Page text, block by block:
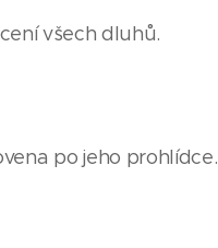
všech dluhů.
po jeho prohlídce.